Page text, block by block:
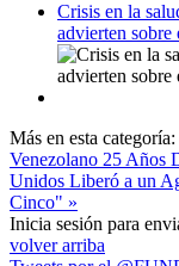
Crisis en la
advierten sobre
Más en esta categoría:
Venezolano 25 Años
Unidos Liberó a un
Cinco" »
Inicia sesión para
volver arriba